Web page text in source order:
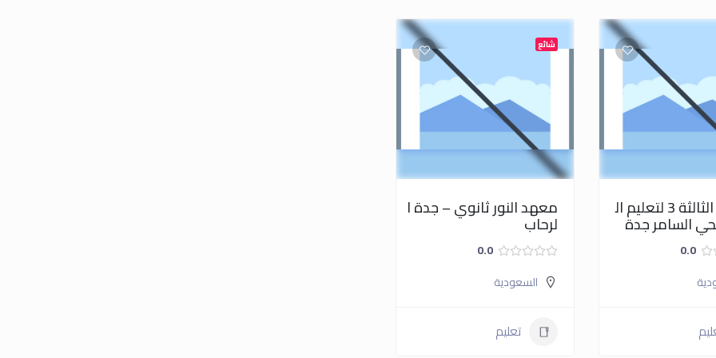
الثانوية الثالثة 3 لتعليم ال
السامر جدة
0.0
شائع
معهد النور ثانوي – جدة ا
لرحاب
0.0
السعودية
تعليم